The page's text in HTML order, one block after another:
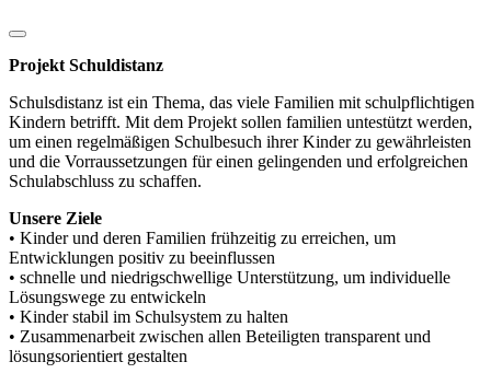
Projekt Schuldistanz
Schulsdistanz ist ein Thema, das viele Familien mit schulpflichtigen
Kindern betrifft. Mit dem Projekt sollen familien untestützt werden,
um einen regelmäßigen Schulbesuch ihrer Kinder zu gewährleisten
und die Vorraussetzungen für einen gelingenden und erfolgreichen
Schulabschluss zu schaffen.
Unsere Ziele
• Kinder und deren Familien frühzeitig zu erreichen, um
Entwicklungen positiv zu beeinflussen
• schnelle und niedrigschwellige Unterstützung, um individuelle
Lösungswege zu entwickeln
• Kinder stabil im Schulsystem zu halten
• Zusammenarbeit zwischen allen Beteiligten transparent und
lösungsorientiert gestalten